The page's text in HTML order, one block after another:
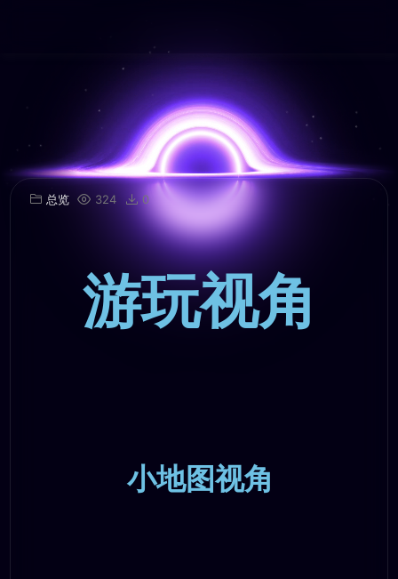
总览 324 0
游玩视角
小地图视角